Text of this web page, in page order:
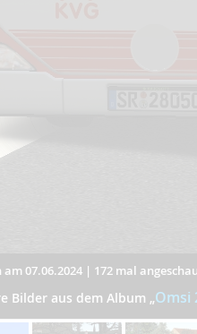
07.06.2024 | 172 mal
Bilder aus dem Album „Omsi